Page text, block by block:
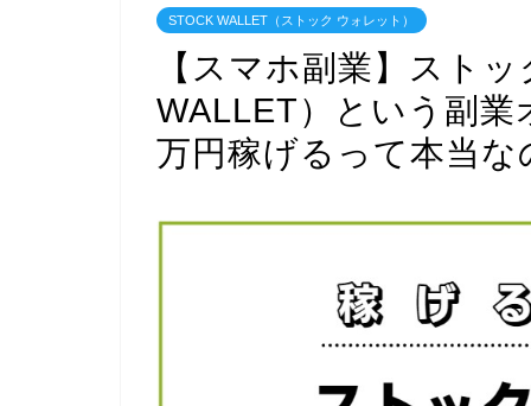
STOCK WALLET（ストック ウォレット）
【スマホ副業】スト
WALLET）という副
万円稼げるって本当